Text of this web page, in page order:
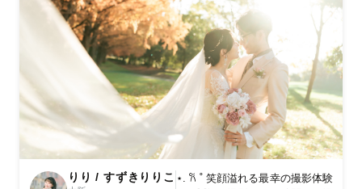
りり / すずきりりこ ⋆. 𐙚 ˚ 笑顔溢れる最幸の撮影体験